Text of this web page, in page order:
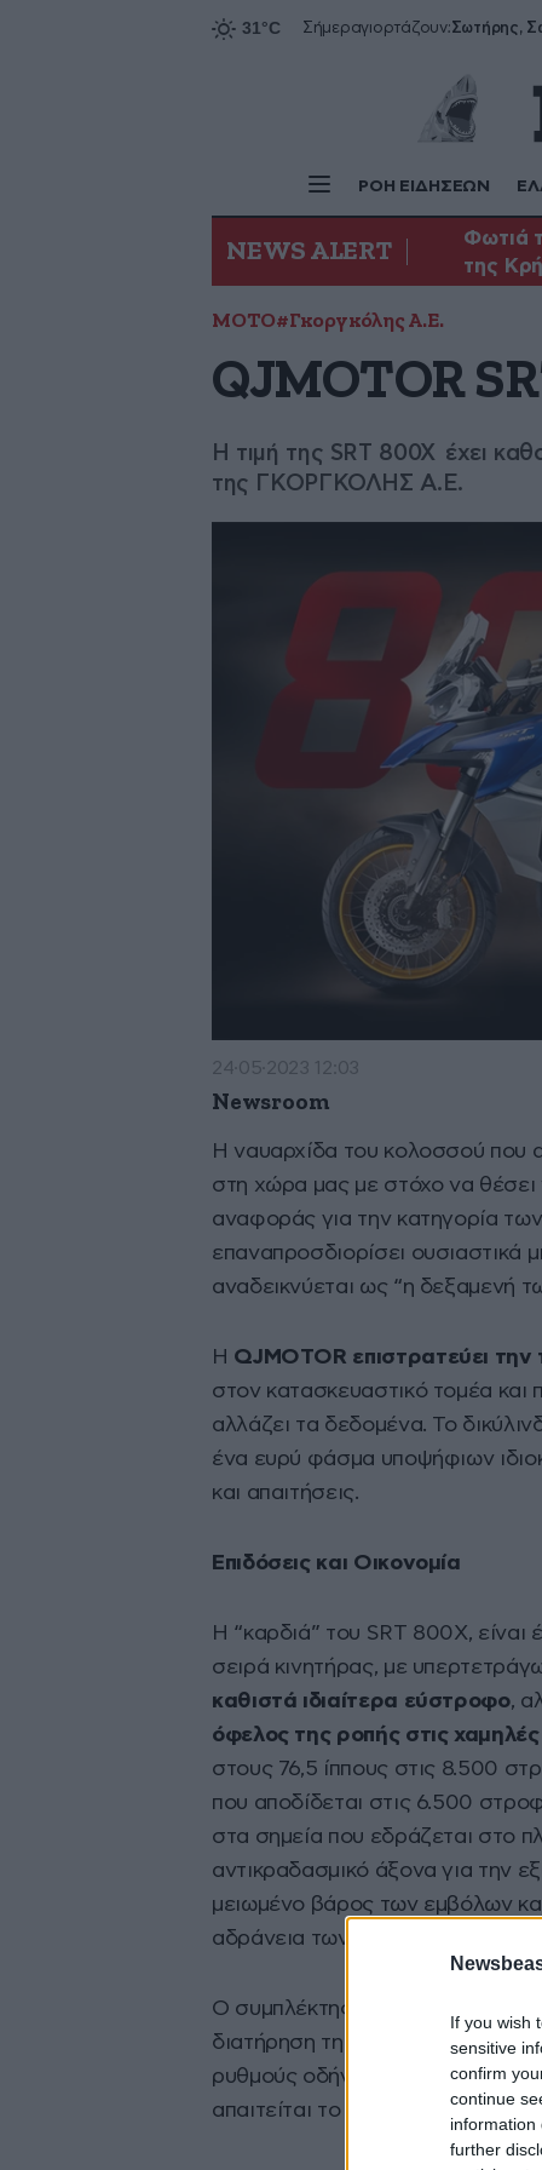
If you wish
sensitive
confirm
continue
information
further
Σήμεραγιορτάζουν:
ΡΟΗ ΕΙΔΗΣΕΩΝ
NEWS ALERT
Φωτιά
της
ΜΟΤΟ#Γκοργκόλης Α.Ε.
QJMOTOR
Η τιμή της SRT 800X έχει
της ΓΚΟΡΓΚΟΛΗΣ Α.Ε.
24·05·2023 12:03
Newsroom
H ναυαρχίδα του κολοσσού που
στη χώρα μας με στόχο να θέσει
αναφοράς για την κατηγορία
επαναπροσδιορίσει ουσιαστικά
αναδεικνύεται ως “η δεξαμενή
H QJMOTOR επιστρατεύει
στον κατασκευαστικό τομέα και
αλλάζει τα δεδομένα. To
ένα ευρύ φάσμα υποψήφιων
και απαιτήσεις.
Επιδόσεις και Οικονομία
Η “καρδιά” του SRT 800Χ, είναι
σειρά κινητήρας, με
καθιστά ιδιαίτερα εύστροφο,
όφελος της ροπής στις
στους 76,5 ίππους στις 8.500
που αποδίδεται στις 6.500
στα σημεία που εδράζεται στο
αντικραδασμικό άξονα για την
μειωμένο βάρος των εμβόλων και
αδράνεια των κινούμενων μερών
Ο συμπλέκτης είναι μονόδρομος
διατήρηση της δυναμικής
ρυθμούς οδήγησης, και
απαιτείται το ελάχιστο